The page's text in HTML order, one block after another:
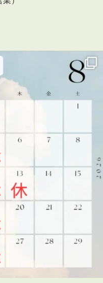
だけます
た！✨
ビナレッジで開催され
名すずらん整体院も出展